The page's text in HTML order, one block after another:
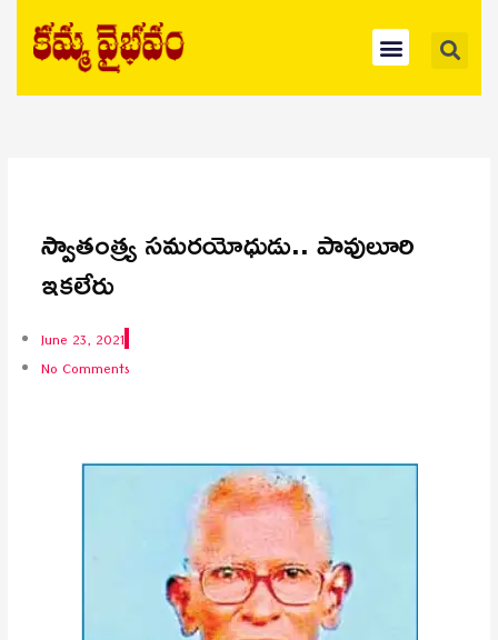
content
Menu
స్వాతంత్య్ర సమరయోధుడు.. పావులూరి
ఇకలేరు
June 23, 2021
No Comments